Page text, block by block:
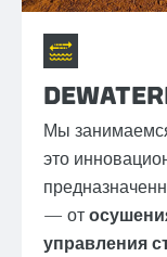
Мы
это
— от
управления